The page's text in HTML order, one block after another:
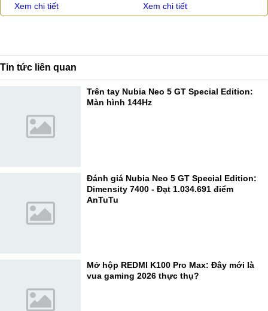
Xem chi tiết Xem chi tiết
Tin tức liên quan
Trên tay Nubia Neo 5 GT Special Edition:
Màn hình 144Hz
Đánh giá Nubia Neo 5 GT Special Edition:
Dimensity 7400 - Đạt 1.034.691 điểm
AnTuTu
Mở hộp REDMI K100 Pro Max: Đây mới là
vua gaming 2026 thực thụ?